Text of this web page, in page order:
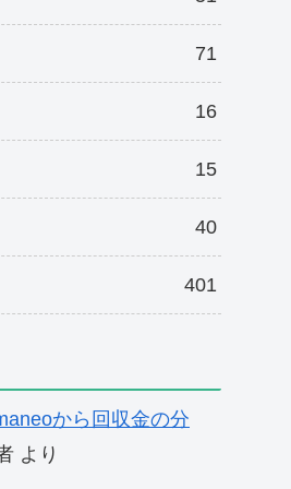
71
16
15
40
401
から回収金の分
より